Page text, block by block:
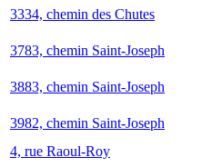
3334, chemin des Chutes
3783, chemin Saint-Joseph
3883, chemin Saint-Joseph
3982, chemin Saint-Joseph
4, rue Raoul-Roy